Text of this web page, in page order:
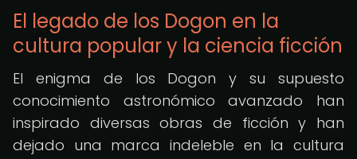
El legado de los Dogon en la
cultura popular y la ciencia ficción
El enigma de los Dogon y su supuesto
conocimiento astronómico avanzado han
inspirado diversas obras de ficción y han
dejado una marca indeleble en la cultura